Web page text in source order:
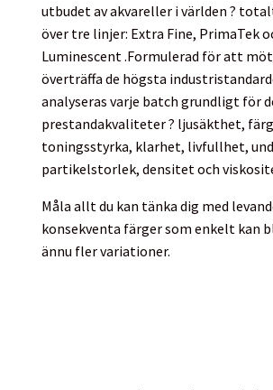
utbudet av akvareller i världen ?
över tre linjer: Extra Fine, PrimaTek
Luminescent .Formulerad för att
överträffa de högsta
analyseras varje batch grundligt för
prestandakvaliteter ? ljusäkthet,
toningsstyrka, klarhet, livfullhet,
partikelstorlek, densitet och
Måla allt du kan tänka dig med
konsekventa färger som enkelt kan
ännu fler variationer.